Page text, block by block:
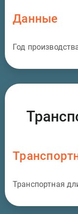
Данные
Год
Транспортная